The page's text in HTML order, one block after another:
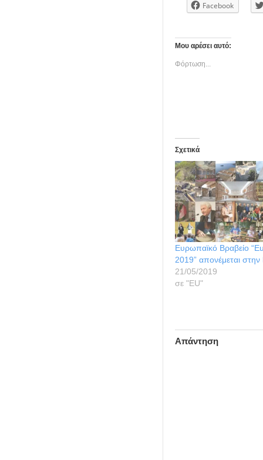
Facebook
Μου αρέσει αυτό:
Φόρτωση...
Σχετικά
Ευρωπαϊκό Βραβείο
2019” απονέμεται
21/05/2019
σε "ΕU"
Απάντηση